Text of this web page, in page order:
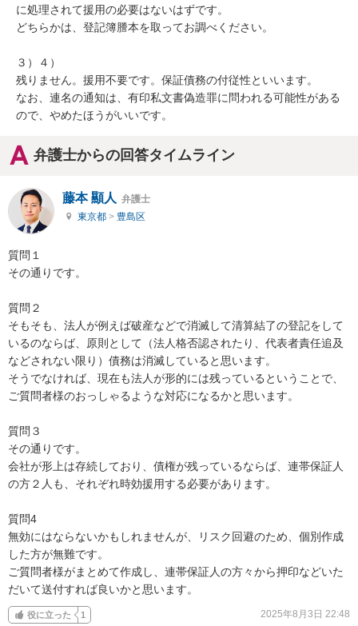
に処理されて援用の必要はないはずです。
どちらかは、登記簿謄本を取ってお調べください。
３）４）
残りません。援用不要です。保証債務の付従性といいます。
なお、連名の通知は、有印私文書偽造罪に問われる可能性がある
ので、やめたほうがいいです。
弁護士からの回答タイムライン
藤本 顯人 弁護士
東京都 > 豊島区
質問１
その通りです。
質問２
そもそも、法人が例えば破産などで消滅して清算結了の登記をして
いるのならば、原則として（法人格否認されたり、代表者責任追及
などされない限り）債務は消滅していると思います。
そうでなければ、現在も法人が形的には残っているということで、
ご質問者様のおっしゃるような対応になるかと思います。
質問３
その通りです。
会社が形上は存続しており、債権が残っているならば、連帯保証人
の方２人も、それぞれ時効援用する必要があります。
質問4
無効にはならないかもしれませんが、リスク回避のため、個別作成
した方が無難です。
ご質問者様がまとめて作成し、連帯保証人の方々から押印などいた
だいて送付すれば良いかと思います。
役に立った 1 2025年8月3日 22:48